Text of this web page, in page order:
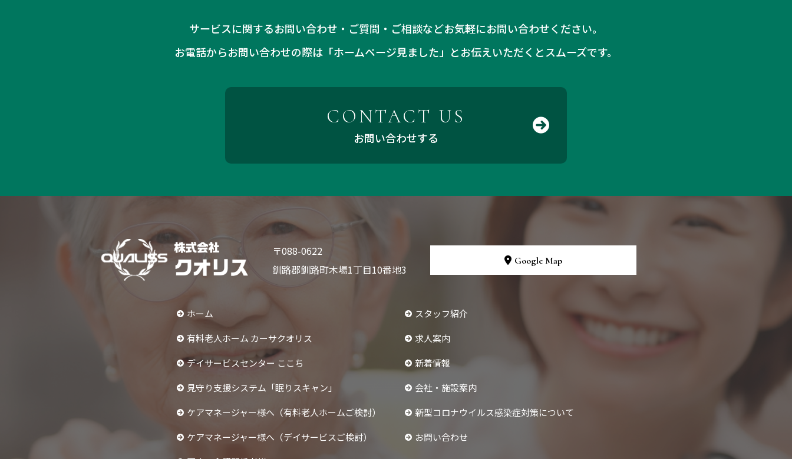
サービスに関するお問い合わせ・ご質問・ご相談などお気軽にお問い合わせください。
お電話からお問い合わせの際は「ホームページ見ました」とお伝えいただくとスムーズです。
CONTACT US
お問い合わせする
〒088-0622
釧路郡釧路町木場1丁目10番地3
Google Map
ホーム
有料老人ホーム カーサクオリス
デイサービスセンター ここち
見守り支援システム「眠りスキャン」
ケアマネージャー様へ（有料老人ホームご検討）
ケアマネージャー様へ（デイサービスご検討）
スタッフ紹介
求人案内
新着情報
会社・施設案内
新型コロナウイルス感染症対策について
お問い合わせ